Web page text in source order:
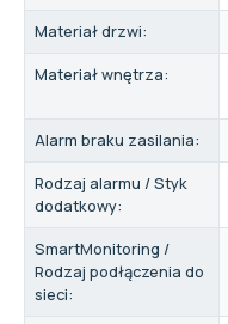
Materiał drzwi:
Materiał wnętrza:
Alarm braku zasilania:
Rodzaj alarmu / Styk
dodatkowy:
SmartMonitoring /
Rodzaj podłączenia do
sieci: